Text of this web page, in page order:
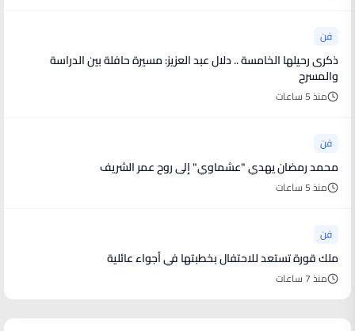
فن
ذكرى رحيلها الخامسة .. دلال عبد العزيز: مسيرة حافلة بين الدراسة
والمسرح
منذ 5 ساعات
فن
محمد رمضان يهدي "عشماوي" إلى روح عمر الشريف
منذ 5 ساعات
فن
ملك قورة تستعد للاحتفال بخطبتها في أجواء عائلية
منذ 7 ساعات